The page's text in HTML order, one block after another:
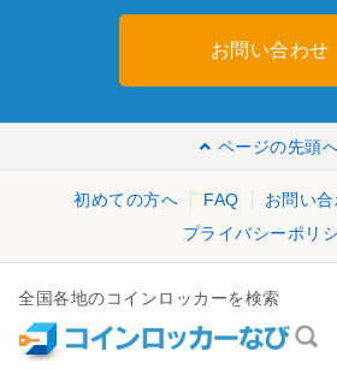
お問い合わせ
ページの先頭
初めての方へ FAQ お問い
プライバシーポリ
全国各地のコインロッカーを検索